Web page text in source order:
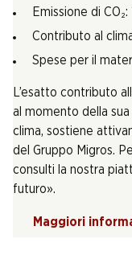
Emissione di CO₂:
Contributo al
Spese per il
L’esatto contributo
al momento della
clima, sostiene
del Gruppo Migros.
consulti la nostra
futuro».
Maggiori